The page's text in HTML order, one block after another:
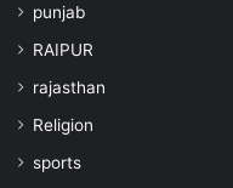
punjab
RAIPUR
rajasthan
Religion
sports